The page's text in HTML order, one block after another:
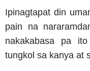
Ipinagtapat din
pain na
nakakabasa pa
tungkol sa kanya at